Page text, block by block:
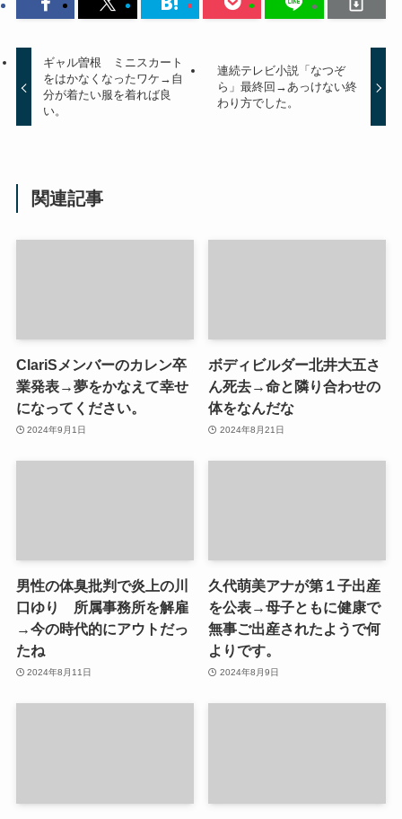
ギャル曽根 ミニスカート
をはかなくなったワケ→自
分が着たい服を着れば良
い。
連続テレビ小説「なつぞ
ら」最終回→あっけない終
わり方でした。
関連記事
ClariSメンバーのカレン卒
業発表→夢をかなえて幸せ
になってください。
2024年9月1日
ボディビルダー北井大五さ
ん死去→命と隣り合わせの
体をなんだな
2024年8月21日
男性の体臭批判で炎上の川
口ゆり 所属事務所を解雇
→今の時代的にアウトだっ
たね
2024年8月11日
久代萌美アナが第１子出産
を公表→母子ともに健康で
無事ご出産されたようで何
よりです。
2024年8月9日